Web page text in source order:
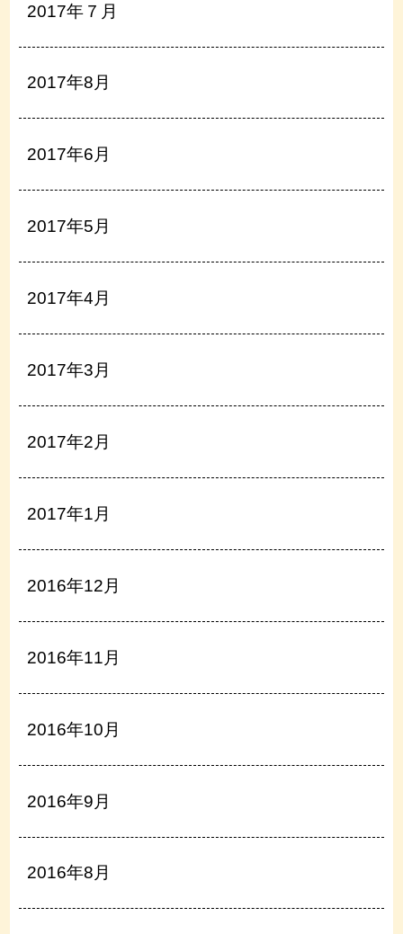
2017年７月
2017年8月
2017年6月
2017年5月
2017年4月
2017年3月
2017年2月
2017年1月
2016年12月
2016年11月
2016年10月
2016年9月
2016年8月